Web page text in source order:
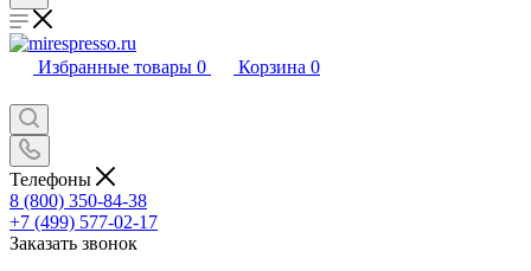
Избранные товары 0 Корзина 0
Телефоны
8 (800) 350-84-38
+7 (499) 577-02-17
Заказать звонок